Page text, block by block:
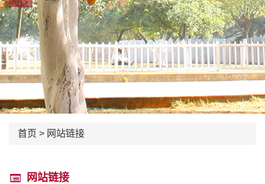
首页 > 网站链接
网站链接